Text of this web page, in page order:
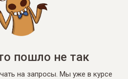
пошло не так
на запросы. Мы уже в курсе